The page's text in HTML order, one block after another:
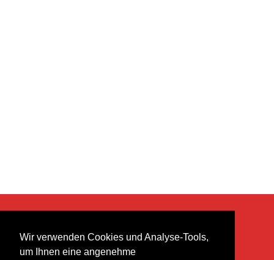
Wir verwenden Cookies und Analyse-Tools,
um Ihnen eine angenehme
heer musik ag
Lättenstrasse 35